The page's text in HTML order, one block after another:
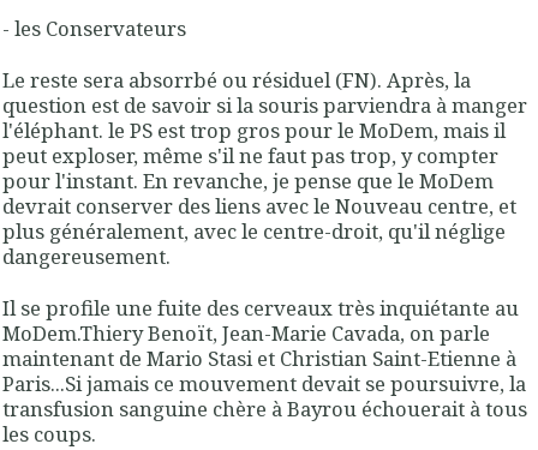
- les Conservateurs
Le reste sera absorrbé ou résiduel (FN). Après, la
question est de savoir si la souris parviendra à manger
l'éléphant. le PS est trop gros pour le MoDem, mais il
peut exploser, même s'il ne faut pas trop, y compter
pour l'instant. En revanche, je pense que le MoDem
devrait conserver des liens avec le Nouveau centre, et
plus généralement, avec le centre-droit, qu'il néglige
dangereusement.
Il se profile une fuite des cerveaux très inquiétante au
MoDem.Thiery Benoït, Jean-Marie Cavada, on parle
maintenant de Mario Stasi et Christian Saint-Etienne à
Paris...Si jamais ce mouvement devait se poursuivre, la
transfusion sanguine chère à Bayrou échouerait à tous
les coups.